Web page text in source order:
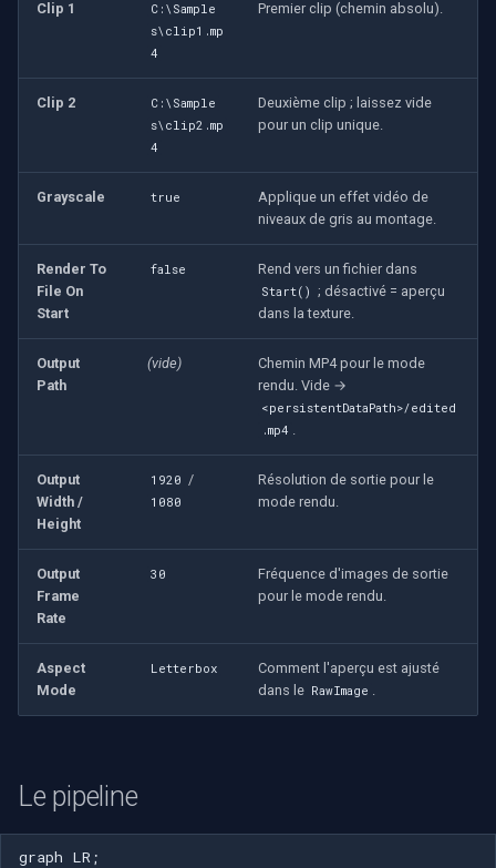
Spécifique à Windows
Spécifique à Linux
Spécifique à Apple
Toshiba
LTS
Speco Technologies
ABUS
Basler
Mobotix
Zavio
Clip 1
C:\Sample
s\clip1.mp
4
Premier clip (chemin absolu).
Clip 2
C:\Sample
s\clip2.mp
4
Deuxième clip ; laissez vide
pour un clip unique.
Grayscale true
Applique un effet vidéo de
niveaux de gris au montage.
Render To
File On
Start
false Rend vers un fichier dans
Start() ; désactivé = aperçu
dans la texture.
Output
Path
(vide)
Chemin MP4 pour le mode
rendu. Vide →
<persistentDataPath>/edited
.mp4 .
Output
Width /
Height
1920 /
1080
Résolution de sortie pour le
mode rendu.
Output
Frame
Rate
30
Fréquence d'images de sortie
pour le mode rendu.
Aspect
Mode
Letterbox
Comment l'aperçu est ajusté
dans le RawImage .
Le pipeline
graph LR;